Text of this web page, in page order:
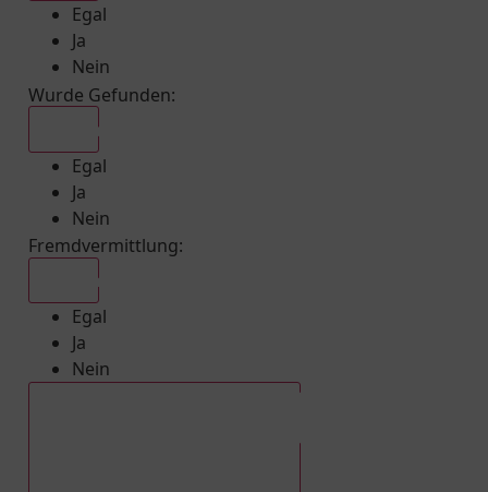
Egal
Ja
Nein
Wurde Gefunden:
Egal
Ja
Nein
Fremdvermittlung:
Egal
Ja
Nein